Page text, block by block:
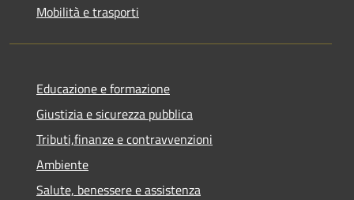
Mobilità e trasporti
Educazione e formazione
Giustizia e sicurezza pubblica
Tributi,finanze e contravvenzioni
Ambiente
Salute, benessere e assistenza